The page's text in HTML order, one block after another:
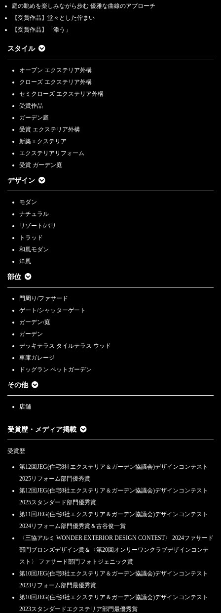
庭の眺めを楽しみながら歩む 優雅な曲線のアプローチ
【受賞作品】堂々とした佇まい
【受賞作品】「添う」
スタイル
オープン エクステリア外構
クローズ エクステリア外構
セミクローズ エクステリア外構
受賞作品
ガーデン庭
受賞 エクステリア外構
新築エクステリア
エクステリアリフォーム
受賞 ガーデン庭
デザイン
モダン
ナチュラル
リゾート/バリ
トラッド
和風モダン
洋風
部位
門周り/ファサード
ゲート/シャッターゲート
ガーデン/庭
ガーデン
デッキテラス タイルテラス ウッド
車庫ガレージ
ドッグラン ペットガーデン
その他
店舗
受賞歴・メディア掲載
受賞歴
第12回JEG(住宅8社エクステリア＆ガーデン協議会)デザインコンテスト
2025リフォーム部門優秀賞
第12回JEG(住宅8社エクステリア＆ガーデン協議会)デザインコンテスト
2025スタンダード部門優秀賞
第11回JEG(住宅8社エクステリア＆ガーデン協議会)デザインコンテスト
2024リフォーム部門優秀賞＆古谷俊一賞
〈三協アルミ WONDER EXTERIOR DESIGN CONTEST〉 2024ファサード
部門ブロンズデザイン賞＆〈第20回オンリーワンクラブデザインコンテ
スト〉 ファサード部門フォトジェニック賞
第10回JEG(住宅8社エクステリア＆ガーデン協議会)デザインコンテスト
2023リフォーム部門最優秀賞
第10回JEG(住宅8社エクステリア＆ガーデン協議会)デザインコンテスト
2023スタンダードエクステリア部門最優秀賞